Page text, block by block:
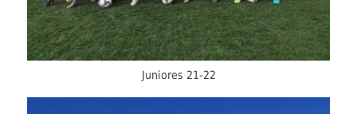
Juniores 21-22